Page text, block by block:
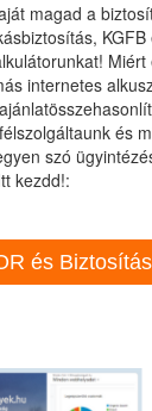
magad a
internetes
és
szó
kezdd!:
és